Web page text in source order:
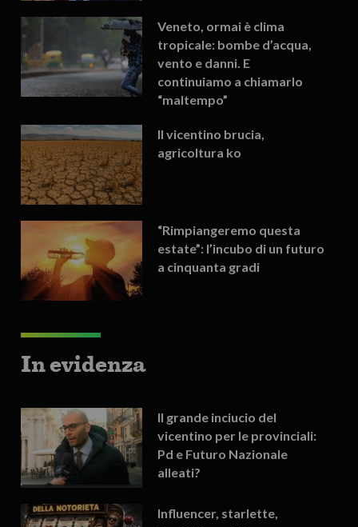
Veneto, ormai è clima
tropicale: bombe d’acqua,
vento e danni. E
continuiamo a chiamarlo
“maltempo”
Il vicentino brucia,
agricoltura ko
“Rimpiangeremo questa
estate”: l’incubo di un futuro
a cinquanta gradi
In evidenza
Il grande inciucio del
vicentino per le provinciali:
Pd e Futuro Nazionale
alleati?
Influencer, starlette,